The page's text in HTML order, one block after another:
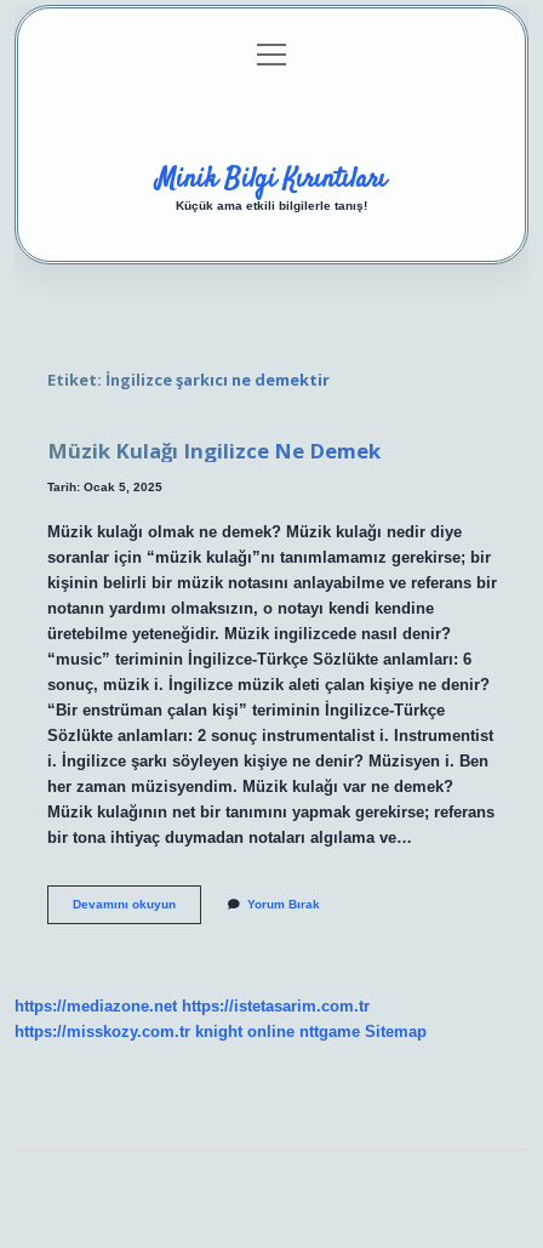
Gizlilik Politikası
menüyü
aç
Minik Bilgi Kırıntıları
Küçük ama etkili bilgilerle tanış!
Etiket: İngilizce şarkıcı ne demektir
Müzik Kulağı Ingilizce Ne Demek
Tarih: Ocak 5, 2025
Müzik kulağı olmak ne demek? Müzik kulağı nedir diye
soranlar için “müzik kulağı”nı tanımlamamız gerekirse; bir
kişinin belirli bir müzik notasını anlayabilme ve referans bir
notanın yardımı olmaksızın, o notayı kendi kendine
üretebilme yeteneğidir. Müzik ingilizcede nasıl denir?
“music” teriminin İngilizce-Türkçe Sözlükte anlamları: 6
sonuç, müzik i. İngilizce müzik aleti çalan kişiye ne denir?
“Bir enstrüman çalan kişi” teriminin İngilizce-Türkçe
Sözlükte anlamları: 2 sonuç instrumentalist i. Instrumentist
i. İngilizce şarkı söyleyen kişiye ne denir? Müzisyen i. Ben
her zaman müzisyendim. Müzik kulağı var ne demek?
Müzik kulağının net bir tanımını yapmak gerekirse; referans
bir tona ihtiyaç duymadan notaları algılama ve…
Devamını okuyunMüzik
Yorum Bırak
https://mediazone.net https://istetasarim.com.tr
https://misskozy.com.tr knight online nttgame Sitemap